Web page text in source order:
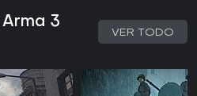
3
VER TODO